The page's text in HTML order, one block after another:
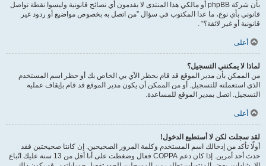
بأن شركة phpBB أو مالكي هذا المنتدى لا يقدمون أي نصائح قانونية وليسوا نقطة تواصل
قانوني بأي نوع، ما عدا المكتوب في سؤال ”من اتصل به بخصوص مواضيع أو ردود غير
قانونية أو غير لائقة؟“ .
أعلى
لماذا لا يمكنني التسجيل؟
من الممكن بأن مدير الموقع قد قام بحظر الآي بي الخاص بك أو حظر اسم المستخدم
الذي استعملته للتسجيل. أو من الممكن أن يكون مدير الموقع قد قام بإيقاف عمليه
التسجيل. اتصل بمدير الموقع للمساعدة.
أعلى
لقد سجلت لكن لا أستطيع الدخول!
أولًا تأكد من إدخالك اسم المستخدم وكلمة المرور الصحيحين. إن كانتا صحيحتين فقد
حدث أحد أمرين. إذا كان دعم COPPA فعال وضغطت على أنا أقل من 13 سنة عليك اتّباع